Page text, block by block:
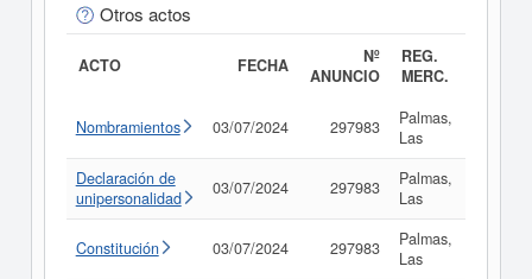
Otros actos
ACTO FECHA
Nº
ANUNCIO
REG.
MERC.
Nombramientos 03/07/2024 297983
Palmas,
Las
Declaración de
unipersonalidad
03/07/2024 297983
Palmas,
Las
Constitución 03/07/2024 297983
Palmas,
Las